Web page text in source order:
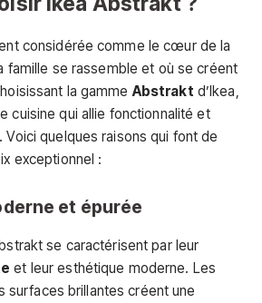
considérée comme le cœur de la
famille se rassemble et où se créent
la gammeAbstrakt d’Ikea,
cuisine qui allie fonctionnalité et
quelques raisons qui font de
exceptionnel :
et épurée
se caractérisent par leur
et leur esthétique moderne. Les
surfaces brillantes créent une